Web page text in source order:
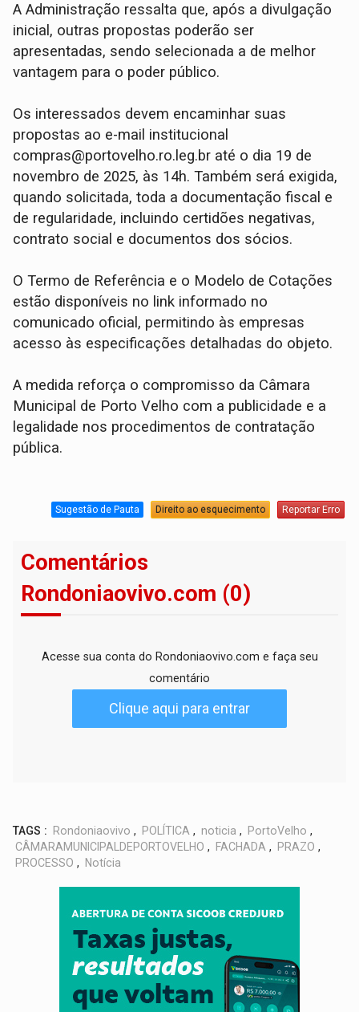
A Administração ressalta que, após a divulgação
inicial, outras propostas poderão ser
apresentadas, sendo selecionada a de melhor
vantagem para o poder público.
Os interessados devem encaminhar suas
propostas ao e-mail institucional
compras@portovelho.ro.leg.br até o dia 19 de
novembro de 2025, às 14h. Também será exigida,
quando solicitada, toda a documentação fiscal e
de regularidade, incluindo certidões negativas,
contrato social e documentos dos sócios.
O Termo de Referência e o Modelo de Cotações
estão disponíveis no link informado no
comunicado oficial, permitindo às empresas
acesso às especificações detalhadas do objeto.
A medida reforça o compromisso da Câmara
Municipal de Porto Velho com a publicidade e a
legalidade nos procedimentos de contratação
pública.
Sugestão de Pauta Direito ao esquecimento Reportar Erro
Comentários
Rondoniaovivo.com (0)
Acesse sua conta do Rondoniaovivo.com e faça seu
comentário
Clique aqui para entrar
TAGS : Rondoniaovivo , POLÍTICA , noticia , PortoVelho ,
CÂMARAMUNICIPALDEPORTOVELHO , FACHADA , PRAZO ,
PROCESSO , Notícia